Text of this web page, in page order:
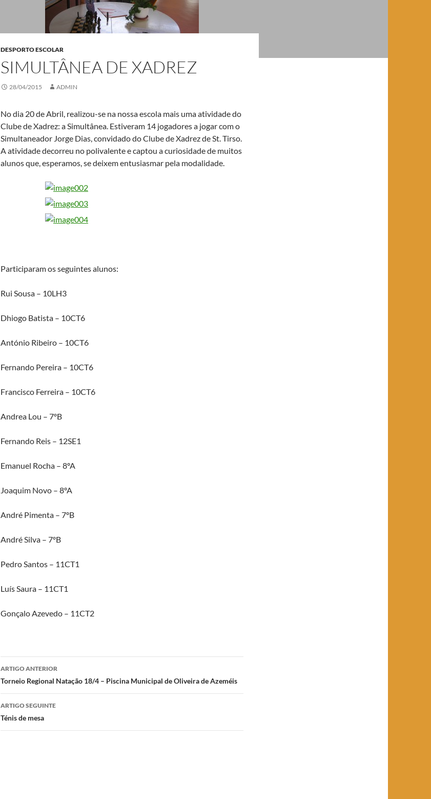
DESPORTO ESCOLAR
SIMULTÂNEA DE XADREZ
28/04/2015 ADMIN
No dia 20 de Abril, realizou-se na nossa escola mais uma atividade do
Clube de Xadrez: a Simultânea. Estiveram 14 jogadores a jogar com o
Simultaneador Jorge Dias, convidado do Clube de Xadrez de St. Tirso.
A atividade decorreu no polivalente e captou a curiosidade de muitos
alunos que, esperamos, se deixem entusiasmar pela modalidade.
Participaram os seguintes alunos:
Rui Sousa – 10LH3
Dhiogo Batista – 10CT6
António Ribeiro – 10CT6
Fernando Pereira – 10CT6
Francisco Ferreira – 10CT6
Andrea Lou – 7ºB
Fernando Reis – 12SE1
Emanuel Rocha – 8ºA
Joaquim Novo – 8ºA
André Pimenta – 7ºB
André Silva – 7ºB
Pedro Santos – 11CT1
Luís Saura – 11CT1
Gonçalo Azevedo – 11CT2
Navegação
de
artigos
ARTIGO ANTERIOR
Torneio Regional Natação 18/4 – Piscina Municipal de Oliveira de Azeméis
ARTIGO SEGUINTE
Ténis de mesa